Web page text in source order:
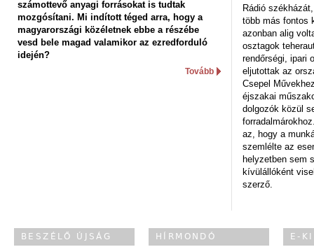
számottevő anyagi forrásokat is tudtak
mozgósítani. Mi indított téged arra, hogy a
magyarországi közéletnek ebbe a részébe
vesd bele magad valamikor az ezredforduló
idején?
Tovább
Rádió
több más fontos
azonban alig
osztagok
rendőrségi, ipari
eljutottak az
Csepel
éjszakai
dolgozók közül
az, hogy a
szemlélte az
helyzetben sem
kívülállóként
szerző.
BESZÉLŐ ÚJSÁG HÍRMONDÓ E-